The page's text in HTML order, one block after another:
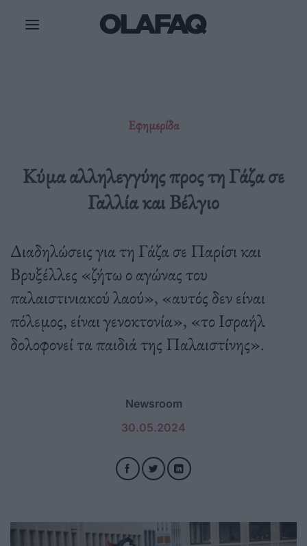
Εφημερίδα
Κύμα αλληλεγγύης προς τη Γάζα σε
Γαλλία και Βέλγιο
Διαδηλώσεις για τη Γάζα σε Παρίσι και
Βρυξέλλες «ζήτω ο αγώνας του
παλαιστινιακού λαού», «αυτός δεν είναι
πόλεμος, είναι γενοκτονία», «το Ισραήλ
δολοφονεί τα παιδιά της Παλαιστίνης».
Newsroom
30.05.2024